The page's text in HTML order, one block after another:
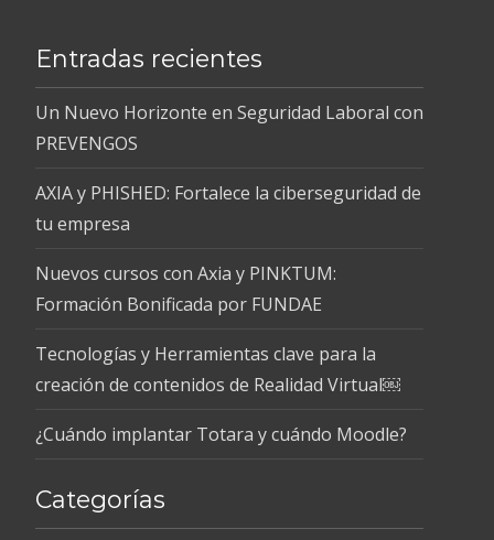
Entradas recientes
Un Nuevo Horizonte en Seguridad Laboral con
PREVENGOS
AXIA y PHISHED: Fortalece la ciberseguridad de
tu empresa
Nuevos cursos con Axia y PINKTUM:
Formación Bonificada por FUNDAE
Tecnologías y Herramientas clave para la
creación de contenidos de Realidad Virtual￼
¿Cuándo implantar Totara y cuándo Moodle?
Categorías